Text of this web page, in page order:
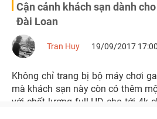
Cận cảnh khách sạn dành
Đài Loan
Tran Huy 19/09/2017
Không chỉ trang bị bộ máy chơi
mà khách sạn này còn có thêm
với chất lượng full HD cho tới 4k